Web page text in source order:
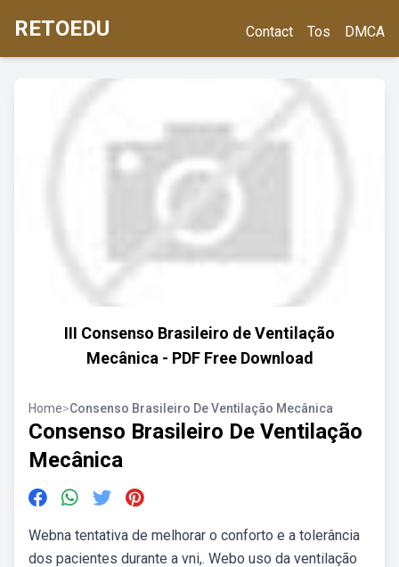
RETOEDU Contact Tos DMCA
III Consenso Brasileiro de Ventilação
Mecânica - PDF Free Download
Home>Consenso Brasileiro De Ventilação Mecânica
Consenso Brasileiro De Ventilação
Mecânica
Webna tentativa de melhorar o conforto e a tolerância
dos pacientes durante a vni,. Webo uso da ventilação